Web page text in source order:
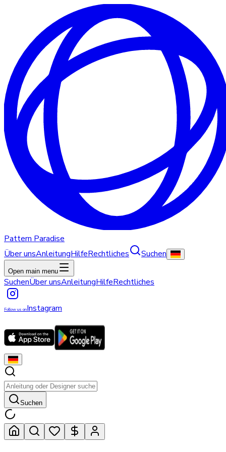
Pattern Paradise
Über unsAnleitungHilfeRechtliches Suchen
Open main menu
SuchenÜber unsAnleitungHilfeRechtliches
Follow us onInstagram
Suchen